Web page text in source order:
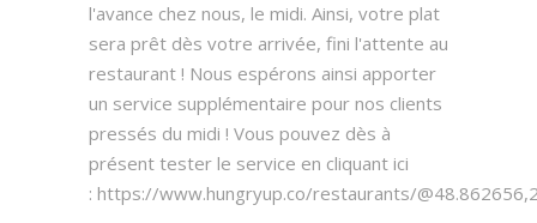
l'avance chez nous, le midi. Ainsi, votre plat
sera prêt dès votre arrivée, fini l'attente au
restaurant ! Nous espérons ainsi apporter
un service supplémentaire pour nos clients
pressés du midi ! Vous pouvez dès à
présent tester le service en cliquant ici
: https://www.hungryup.co/restaurants/